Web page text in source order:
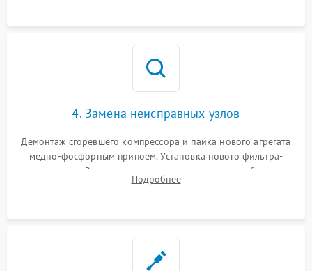
4. Замена неисправных узлов
Демонтаж сгоревшего компрессора и пайка нового агрегата
медно-фосфорным припоем. Установка нового фильтра-
осушителя. Замена изношенных вентиляторов обдува,
сломанных заслонок или поврежденных дверных петель.
Подробнее